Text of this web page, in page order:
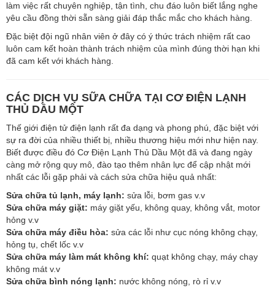
làm việc rất chuyên nghiệp, tận tình, chu đáo luôn biết lắng nghe
yêu cầu đồng thời sẵn sàng giải đáp thắc mắc cho khách hàng.
Đặc biệt đội ngũ nhân viên ở đây có ý thức trách nhiệm rất cao
luôn cam kết hoàn thành trách nhiệm của mình đúng thời hạn khi
đã cam kết với khách hàng.
CÁC DỊCH VỤ SỮA CHỮA TẠI CƠ ĐIỆN LẠNH
THỦ DẦU MỘT
Thế giới điện tử điện lạnh rất đa dạng và phong phú, đặc biệt với
sự ra đời của nhiều thiết bị, nhiều thương hiệu mới như hiện nay.
Biết được điều đó Cơ Điện Lạnh Thủ Dầu Một đã và đang ngày
càng mở rộng quy mô, đào tạo thêm nhân lực để cập nhật mới
nhất các lỗi gặp phải và cách sửa chữa hiệu quả nhất:
Sửa chữa tủ lạnh, máy lạnh: sửa lỗi, bơm gas v.v
Sửa chữa máy giặt: máy giặt yếu, không quay, không vắt, motor
hỏng v.v
Sửa chữa máy điều hòa: sửa các lỗi như cục nóng không chạy,
hỏng tụ, chết lốc v.v
Sửa chữa máy làm mát không khí: quạt không chạy, máy chạy
không mát v.v
Sửa chữa bình nóng lạnh: nước không nóng, rò rỉ v.v